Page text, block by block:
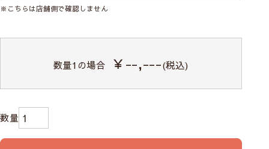
※こちらは店舗側で確認しません
数量1の場合 ￥--,---(税込)